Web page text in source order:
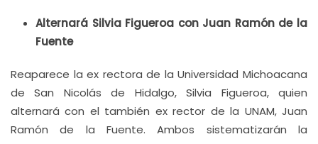
Alternará Silvia Figueroa con Juan Ramón de la
Fuente
Reaparece la ex rectora de la Universidad Michoacana
de San Nicolás de Hidalgo, Silvia Figueroa, quien
alternará con el también ex rector de la UNAM, Juan
Ramón de la Fuente. Ambos sistematizarán la